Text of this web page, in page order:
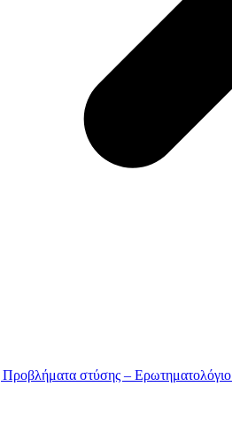
Προβλήματα στύσης – Ερωτηματολόγιο